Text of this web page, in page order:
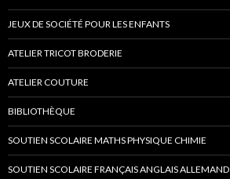
JEUX DE SOCIÉTÉ POUR LES ENFANTS
ATELIER TRICOT BRODERIE
ATELIER COUTURE
BIBLIOTHÈQUE
SOUTIEN SCOLAIRE MATHS PHYSIQUE CHIMIE
SOUTIEN SCOLAIRE FRANÇAIS ANGLAIS ALLEMAND